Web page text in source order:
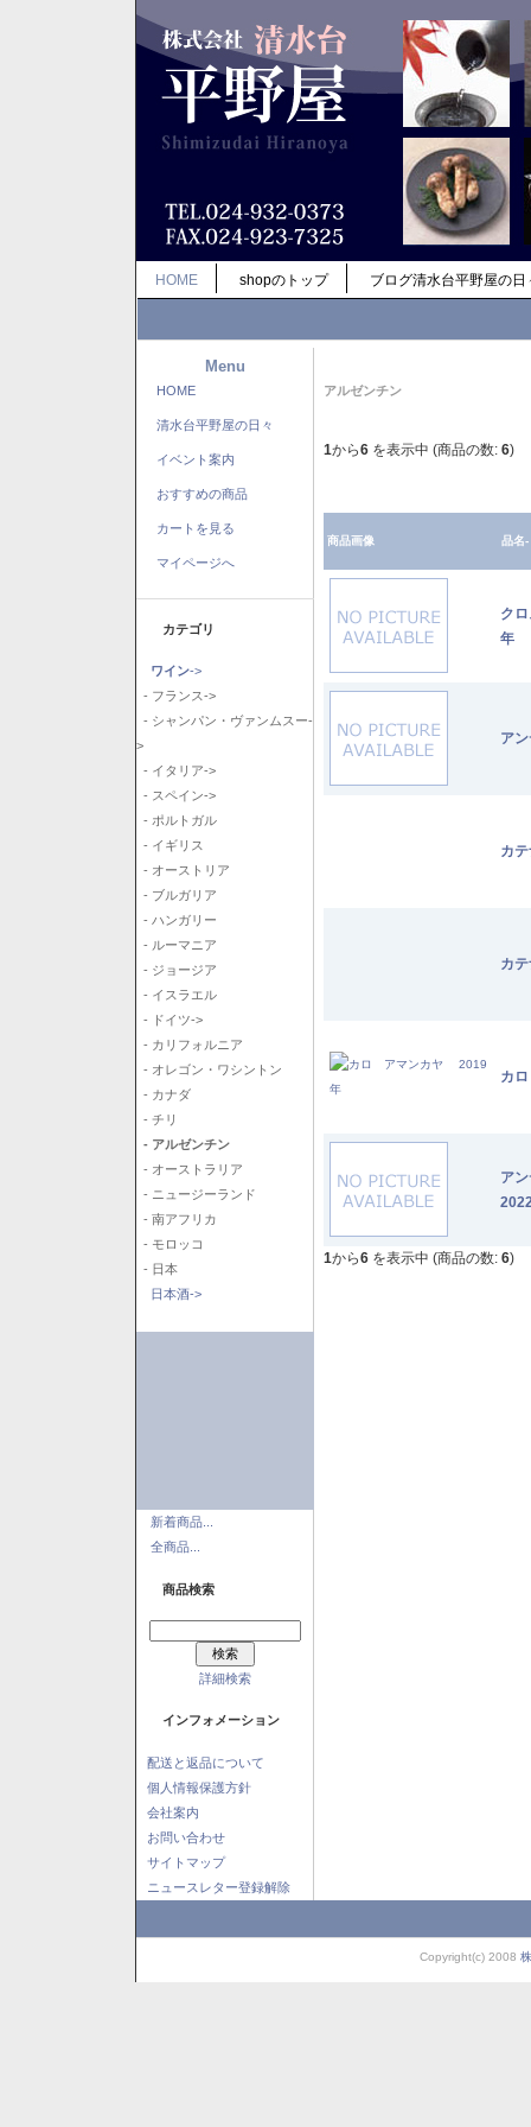
HOME shopのトップ ブログ清水台平野屋の日
Menu
HOME
清水台平野屋の日々
イベント案内
おすすめの商品
カートを見る
マイページへ
カテゴリ
ワイン->
- フランス->
- シャンパン・ヴァンムスー-
>
- イタリア->
- スペイン->
- ポルトガル
- イギリス
- オーストリア
- ブルガリア
- ハンガリー
- ルーマニア
- ジョージア
- イスラエル
- ドイツ->
- カリフォルニア
- オレゴン・ワシントン
- カナダ
- チリ
- アルゼンチン
- オーストラリア
- ニュージーランド
- 南アフリカ
- モロッコ
- 日本
日本酒->
新着商品...
全商品...
商品検索
詳細検索
インフォメーション
配送と返品について
個人情報保護方針
会社案内
お問い合わせ
サイトマップ
ニュースレター登録解除
アルゼンチン
1から6 を表示中 (商品の数: 6)
商品画像 品名-
ク
年
ア
カ
カ
カ
ア
1から6 を表示中 (商品の数: 6)
Copyright(c) 2008